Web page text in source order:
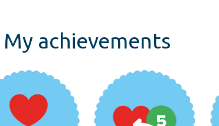
My achievements